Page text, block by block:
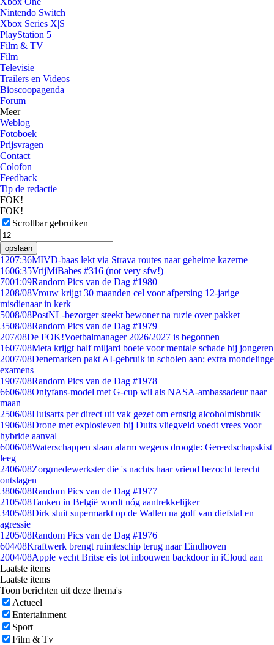
Nintendo Switch
Xbox Series X|S
PlayStation 5
Film & TV
Film
Televisie
Trailers en Videos
Bioscoopagenda
Forum
Meer
Weblog
Fotoboek
Prijsvragen
Contact
Colofon
Feedback
Tip de redactie
FOK!
FOK!
Scrollbar gebruiken
opslaan
1207:36MIVD-baas lekt via Strava routes naar geheime kazerne
1606:35VrijMiBabes #316 (not very sfw!)
7001:09Random Pics van de Dag #1980
1208/08Vrouw krijgt 30 maanden cel voor afpersing 12-jarige
misdienaar in kerk
5008/08PostNL-bezorger steekt bewoner na ruzie over pakket
3508/08Random Pics van de Dag #1979
207/08De FOK!Voetbalmanager 2026/2027 is begonnen
1607/08Meta krijgt half miljard boete voor mentale schade bij jongeren
2007/08Denemarken pakt AI-gebruik in scholen aan: extra mondelinge
examens
1907/08Random Pics van de Dag #1978
6606/08Onlyfans-model met G-cup wil als NASA-ambassadeur naar
maan
2506/08Huisarts per direct uit vak gezet om ernstig alcoholmisbruik
1906/08Drone met explosieven bij Duits vliegveld voedt vrees voor
hybride aanval
6006/08Waterschappen slaan alarm wegens droogte: Gereedschapskist
leeg
2406/08Zorgmedewerkster die 's nachts haar vriend bezocht terecht
ontslagen
3806/08Random Pics van de Dag #1977
2105/08Tanken in België wordt nóg aantrekkelijker
3405/08Dirk sluit supermarkt op de Wallen na golf van diefstal en
agressie
1205/08Random Pics van de Dag #1976
604/08Kraftwerk brengt ruimteschip terug naar Eindhoven
2004/08Apple vecht Britse eis tot inbouwen backdoor in iCloud aan
Laatste items
Laatste items
Toon berichten uit deze thema's
Actueel
Entertainment
Sport
Film & Tv